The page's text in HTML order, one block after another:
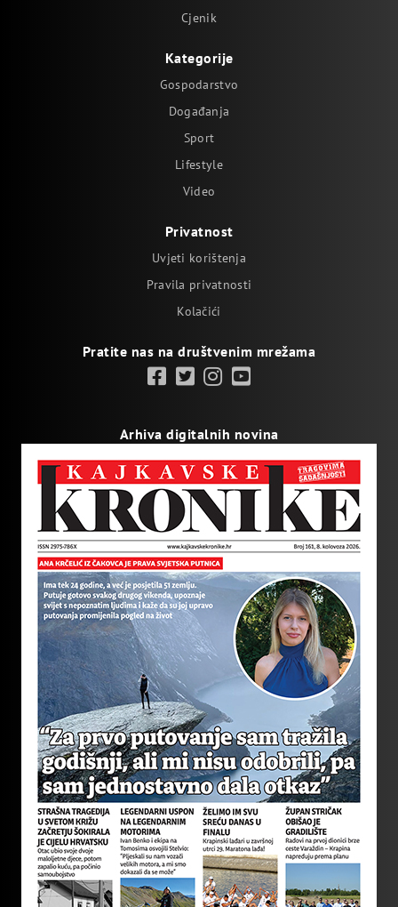
Cjenik
Kategorije
Gospodarstvo
Događanja
Sport
Lifestyle
Video
Privatnost
Uvjeti korištenja
Pravila privatnosti
Kolačići
Pratite nas na društvenim mrežama
Arhiva digitalnih novina